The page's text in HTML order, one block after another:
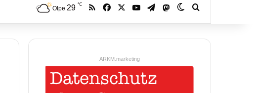
Olpe 29 ℃ RSS Facebook YouTubeTelegramMastodonSkin umschalten
ARKM.marketing